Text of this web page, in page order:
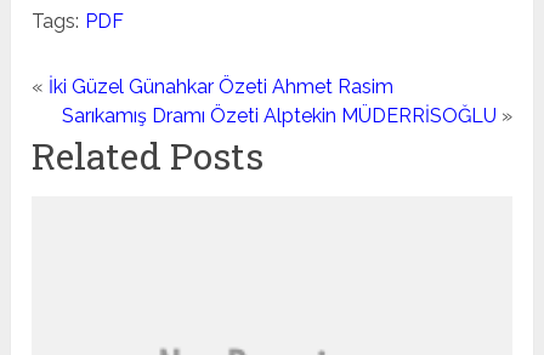
Tags: PDF
« İki Güzel Günahkar Özeti Ahmet Rasim
Sarıkamış Dramı Özeti Alptekin MÜDERRİSOĞLU »
Related Posts